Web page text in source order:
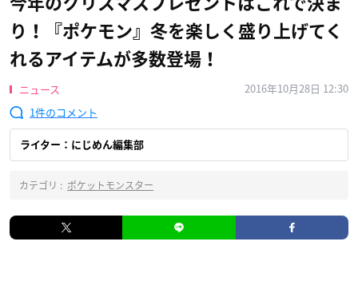
り！『ポケモン』冬を楽しく盛り上げてく
れるアイテムが多数登場！
ニュース
2016年10月28日 12:30
1
ライター：にじめん編集部
カテゴリ : ポケットモンスター